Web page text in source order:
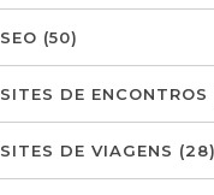
SEO (50)
SITES DE ENCONTROS
SITES DE VIAGENS (28)